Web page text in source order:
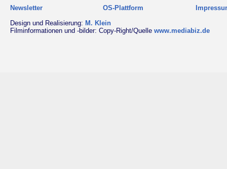
Newsletter
OS-Plattform
Design und Realisierung: M. Klein
Filminformationen und -bilder: Copy-Right/Quelle www.mediabiz.de